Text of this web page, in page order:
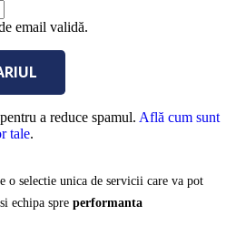
email validă.
a reduce spamul. Află cum sunt
tale.
o selectie unica de servicii care va pot
echipa spre performanta